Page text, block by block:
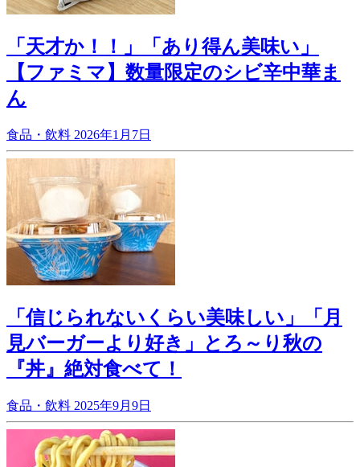
「天才か！！」「あり得ん美味い」
【ファミマ】数量限定のシビ辛中華ま
ん
食品・飲料 2026年1月7日
「信じられないくらい美味しい」「月
見バーガーより好き」とろ～り秋の
『丼』絶対食べて！
食品・飲料 2025年9月9日